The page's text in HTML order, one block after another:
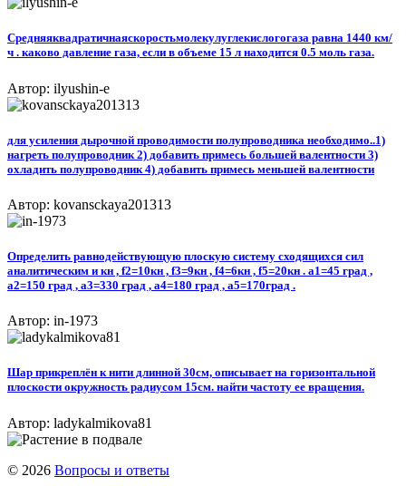
Средняяквадратичнаяскоростьмолекулуглекислогогаза равна 1440 км/
ч . каково давление газа, если в объеме 15 л находится 0.5 моль газа.
Автор: ilyushin-e
для усиления дырочной проводимости полупроводника необходимо..1)
нагреть полупроводник 2) добавить примесь большей валентности 3)
охладить полупроводник 4) добавить примесь меньшей валентности
Автор: kovansckaya201313
Определить равнодействующую плоскую систему сходящихся сил
аналитическим и кн , f2=10кн , f3=9кн , f4=6кн , f5=20кн . a1=45 град ,
a2=150 град , a3=330 град , а4=180 град , а5=170град .
Автор: in-1973
Шар прикреплён к нити длинной 30см, описывает на горизонтальной
плоскости окружность радиусом 15см. найти частоту ее вращения.
Автор: ladykalmikova81
© 2026 Вопросы и ответы